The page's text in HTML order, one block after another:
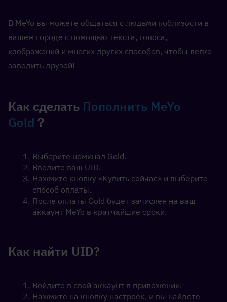
В MeYo вы можете общаться с людьми поблизости в
вашем городе с помощью текста, голоса,
изображений и многих других способов, чтобы легко
заводить друзей!
Как сделать Пополнить MeYo
Gold ？
Выберите номинал Gold.
Введите ваш UID.
Нажмите кнопку «Купить сейчас» и выберите
способ оплаты.
После оплаты Gold будет зачислен на ваш
аккаунт MeYo в кратчайшие сроки.
Как найти UID?
Войдите в свой аккаунт в приложении.
Нажмите на кнопку настроек, и вы найдете